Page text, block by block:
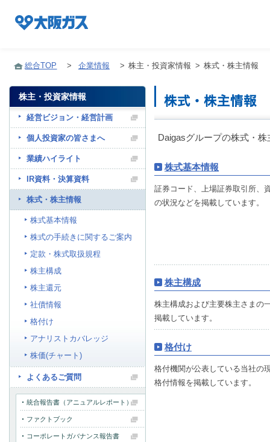
企業情報TOP
企業/グループについて
社会貢献
技術開発
サステナビリティ
IR情報
採用情報
プレスリリース
総合TOP > 企業情報 > 株主・投資家情報 > 株式・株主情報
Daigasグループの株式・
株式基本情報
証券コード、上場証券取引所、
の状況などを掲載しています。
株主構成
株主構成および主要株主さまの
掲載しています。
格付け
格付機関が公表している当社の
格付情報を掲載しています。
株主・投資家情報
経営ビジョン・経営計画
個人投資家の皆さまへ
業績ハイライト
IR資料・決算資料
株式・株主情報
株式基本情報
株式の手続きに関するご案内
定款・株式取扱規程
株主構成
株主還元
社債情報
格付け
アナリストカバレッジ
株価(チャート)
よくあるご質問
統合報告書（アニュアルレポート）
ファクトブック
コーポレートガバナンス報告書